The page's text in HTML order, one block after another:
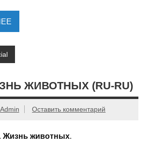
ЖИВОТНЫХ (RU-RU)
Admin Оставить комментарий
Жизнь животных.